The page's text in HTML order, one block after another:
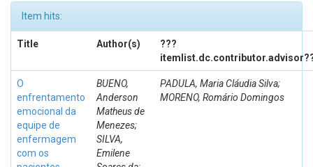
Item hits:
Title Author(s)
???
O
enfrentamento
emocional da
equipe de
enfermagem
com os
BUENO,
Anderson
Matheus de
Menezes;
SILVA,
Emilene
PADULA, Maria Cláudia Silva;
MORENO, Romário Domingos